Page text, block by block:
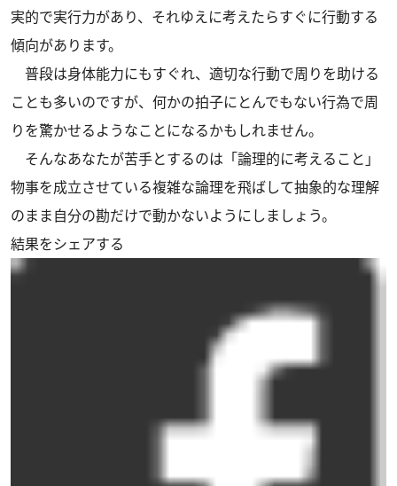
実的で実行力があり、それゆえに考えたらすぐに行動する
傾向があります。
普段は身体能力にもすぐれ、適切な行動で周りを助ける
ことも多いのですが、何かの拍子にとんでもない行為で周
りを驚かせるようなことになるかもしれません。
そんなあなたが苦手とするのは「論理的に考えること」
物事を成立させている複雑な論理を飛ばして抽象的な理解
のまま自分の勘だけで動かないようにしましょう。
結果をシェアする